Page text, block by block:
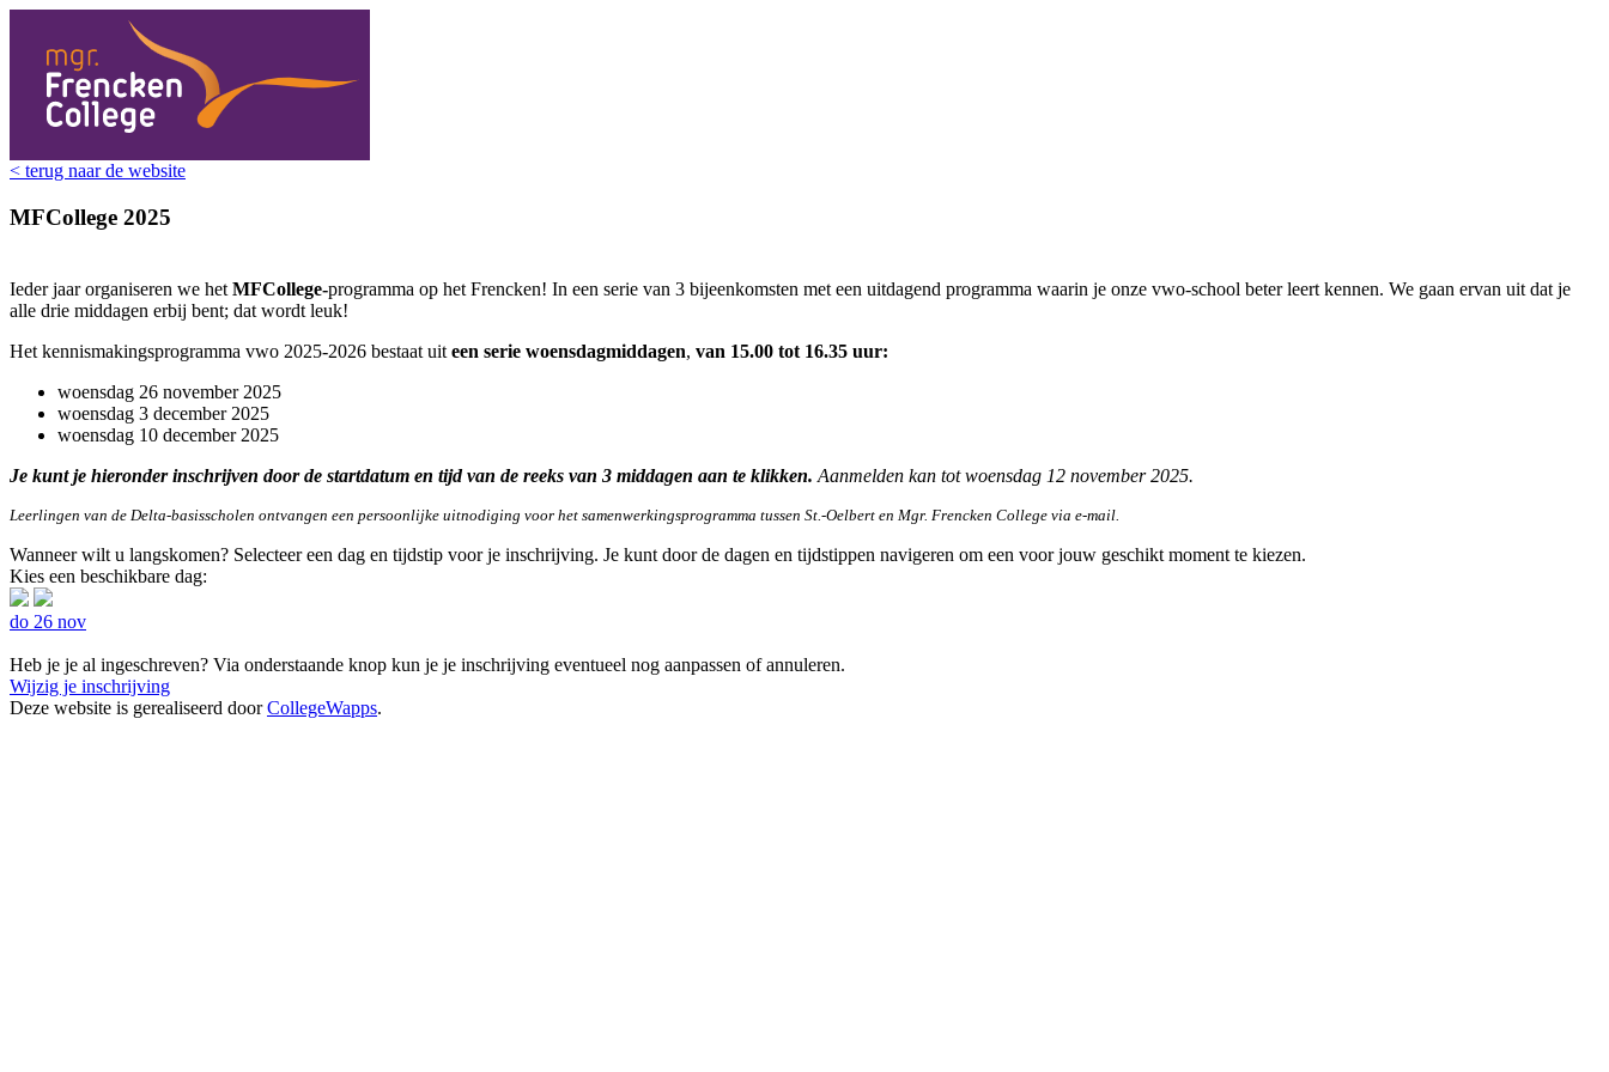
< terug naar de website
MFCollege 2025
Ieder jaar organiseren we hetMFCollege-programma op het Frencken! In een serie van 3 bijeenkomsten met een uitdagend programma waarin je onze vwo-school beter leert kennen. We gaan ervan uit dat je
alle drie middagen erbij bent; dat wordt leuk!
Het kennismakingsprogramma vwo 2025-2026 bestaat uiteen serie woensdagmiddagen, van 15.00 tot 16.35 uur:
woensdag 26 november 2025
woensdag 3 december 2025
woensdag 10 december 2025
Je kunt je hieronder inschrijven door de startdatum en tijd van de reeks van 3 middagen aan te klikken.Aanmelden kan tot woensdag 12 november 2025.
Leerlingen van de Delta-basisscholen ontvangen een persoonlijke uitnodiging voor het samenwerkingsprogramma tussen St.-Oelbert en Mgr. Frencken College via e-mail.
Wanneer wilt u langskomen? Selecteer een dag en tijdstip voor je inschrijving. Je kunt door de dagen en tijdstippen navigeren om een voor jouw geschikt moment te kiezen.
Kies een beschikbare dag:
do 26 nov
Heb je je al ingeschreven? Via onderstaande knop kun je je inschrijving eventueel nog aanpassen of annuleren.
Wijzig je inschrijving
Deze website is gerealiseerd doorCollegeWapps.